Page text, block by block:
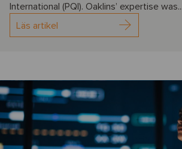
International (PQI). Oaklins’ expertise was...
Läs artikel